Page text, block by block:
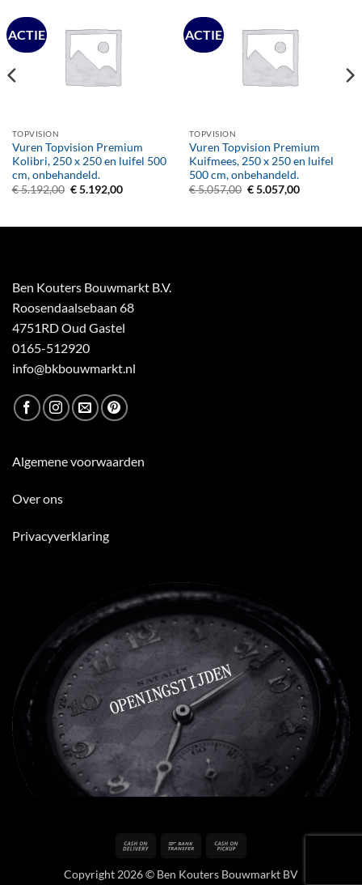
ACTIE
TOPVISION
Vuren Topvision Premium
Kolibri, 250 x 250 en luifel 500
cm, onbehandeld.
€5.192,00 Oorspronkelijke
€5.192,00Huidige
ACTIE
TOPVISION
Vuren Topvision Premium
Kuifmees, 250 x 250 en luifel
500 cm, onbehandeld.
€5.057,00 Oorspronkelijke
€5.057,00Huidige
Ben Kouters Bouwmarkt B.V.
Roosendaalsebaan 68
4751RD Oud Gastel
0165-512920
info@bkbouwmarkt.nl
Algemene voorwaarden
Over ons
Privacyverklaring
Cash
Delivery
Bank
Pickup
Copyright 2026 © Ben Kouters Bouwmarkt BV